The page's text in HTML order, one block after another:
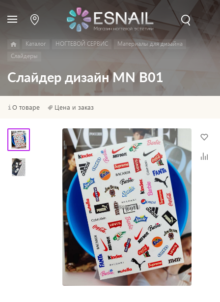
Каталог НОГТЕВОЙ СЕРВИС
Материалы для дизайна
Слайдеры
Слайдер дизайн MN B01
О товаре Цена и заказ